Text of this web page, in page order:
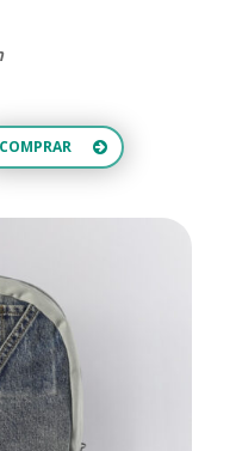
COMPRAR